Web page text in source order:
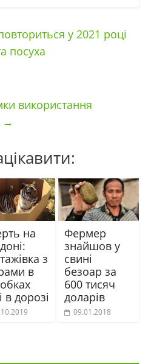
у 2021 році
посуха
використання
→
на
з
в
в дорозі
Фермер
знайшов у
свині
безоар за
600 тисяч
доларів
09.01.2018